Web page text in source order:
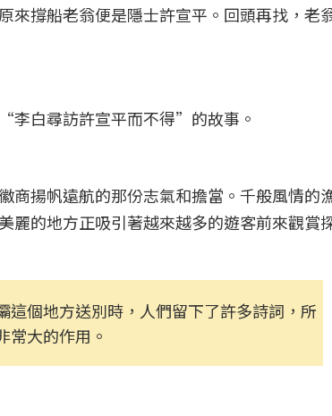
撐船老翁便是隱士許宣平。回頭再找，老
李白尋訪許宣平而不得”的故事。
商揚帆遠航的那份志氣和擔當。千般風情的
麗的地方正吸引著越來越多的遊客前來觀賞
個地方送別時，人們留下了許多詩詞，所
常大的作用。